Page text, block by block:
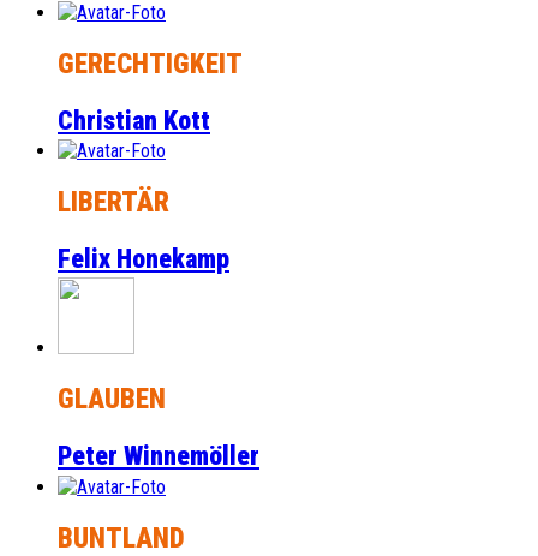
GERECHTIGKEIT
Christian Kott
LIBERTÄR
Felix Honekamp
GLAUBEN
Peter Winnemöller
BUNTLAND